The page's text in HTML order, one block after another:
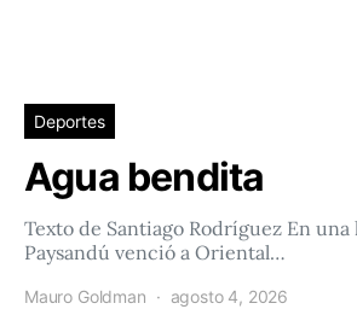
Deportes
Agua bendita
Texto de Santiago Rodríguez En una
Paysandú venció a Oriental…
Mauro Goldman agosto 4, 2026